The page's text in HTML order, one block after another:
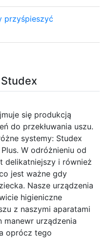
się produkcją
do przekłuwania uszu.
systemy: Studex
W odróżnieniu od
delikatniejszy i również
jest ważne gdy
Nasze urządzenia
higieniczne
z naszymi aparatami
manewr urządzenia
oprócz tego
przyśpieszyć